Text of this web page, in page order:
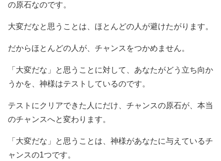
の原石なのです。
大変だなと思うことは、ほとんどの人が避けたがります。
だからほとんどの人が、チャンスをつかめません。
「大変だな」と思うことに対して、あなたがどう立ち向か
うかを、神様はテストしているのです。
テストにクリアできた人にだけ、チャンスの原石が、本当
のチャンスへと変わります。
「大変だな」と思うことは、神様があなたに与えているチ
ャンスの1つです。